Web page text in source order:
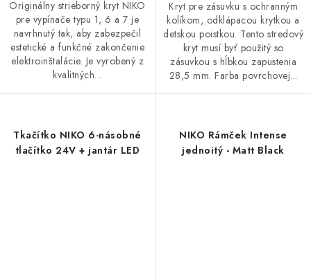
Originálny strieborný kryt NIKO
pre vypínače typu 1, 6 a 7 je
navrhnutý tak, aby zabezpečil
estetické a funkčné zakončenie
elektroinštalácie. Je vyrobený z
kvalitných...
Kryt pre zásuvku s ochranným
kolíkom, odklápacou krytkou a
detskou poistkou. Tento stredový
kryt musí byť použitý so
zásuvkou s hĺbkou zapustenia
28,5 mm. Farba povrchovej...
Tkačítko NIKO 6-násobné
tlačítko 24V + jantár LED
NIKO Rámček Intense
jednoitý - Matt Black